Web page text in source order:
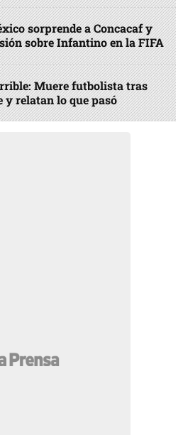
sorprende a Concacaf y
sobre Infantino en la FIFA
Muere futbolista tras
y relatan lo que pasó